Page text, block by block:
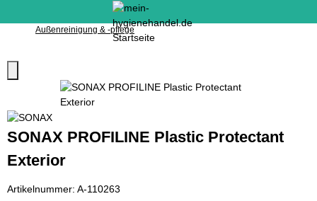
Außenreinigung & -pflege
SONAX PROFILINE Plastic Protectant
Exterior
Artikelnummer: A-110263